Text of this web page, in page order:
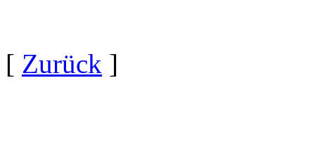
[ Zurück ]